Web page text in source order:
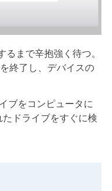
まで辛抱強く待つ。
終了し、デバイスの
ブをコンピュータに
ドライブをすぐに検